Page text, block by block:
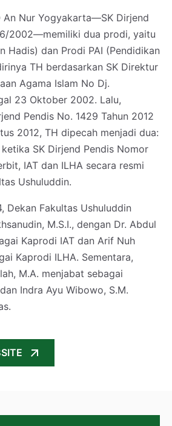
An Nur Yogyakarta—SK Dirjend
2002—memiliki dua prodi, yaitu
Hadis) dan Prodi PAI (Pendidikan
TH berdasarkan SK Direktur
Agama Islam No Dj.
23 Oktober 2002. Lalu,
Pendis No. 1429 Tahun 2012
2012, TH dipecah menjadi dua:
ketika SK Dirjend Pendis Nomor
IAT dan ILHA secara resmi
Ushuluddin.
Dekan Fakultas Ushuluddin
M.S.I., dengan Dr. Abdul
Kaprodi IAT dan Arif Nuh
Kaprodi ILHA. Sementara,
M.A. menjabat sebagai
Indra Ayu Wibowo, S.M.